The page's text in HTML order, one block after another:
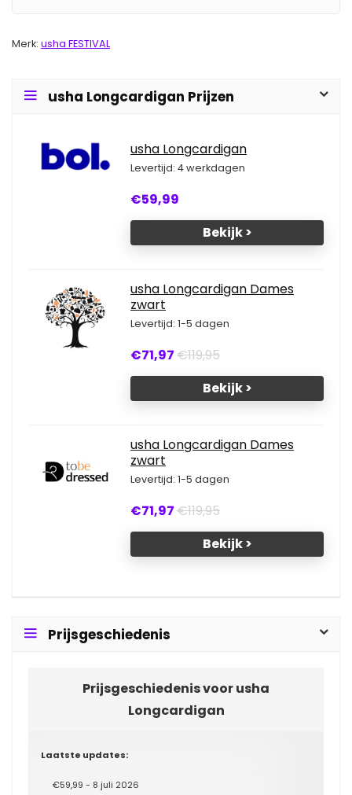
Merk: usha FESTIVAL
usha Longcardigan Prijzen
usha Longcardigan
Levertijd: 4 werkdagen
€59,99
Bekijk >
usha Longcardigan Dames
zwart
Levertijd: 1-5 dagen
€71,97€119,95
Bekijk >
usha Longcardigan Dames
zwart
Levertijd: 1-5 dagen
€71,97€119,95
Bekijk >
Prijsgeschiedenis
Prijsgeschiedenis voor usha
Longcardigan
Laatste updates:
€59,99 - 8 juli 2026